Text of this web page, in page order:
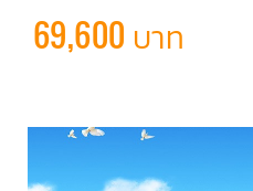
69,600 บาท